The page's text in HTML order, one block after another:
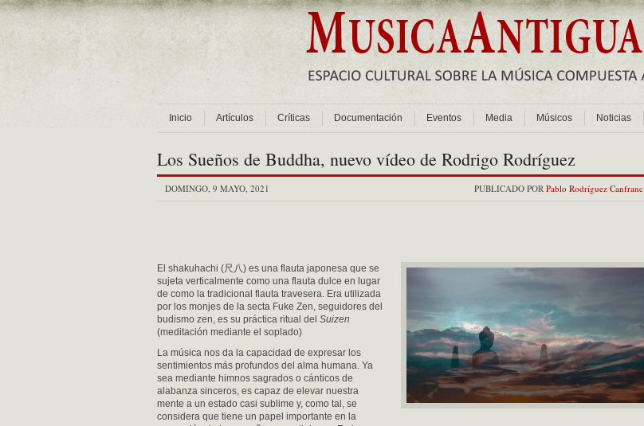
Inicio Artículos Críticas Documentación Eventos Media Músicos Noticias
Los Sueños de Buddha, nuevo vídeo de Rodrigo Rodríguez
PUBLICADO POR Pablo Rodríguez Canfranc
DOMINGO, 9 MAYO, 2021
El shakuhachi (尺八) es una flauta japonesa que se
sujeta verticalmente como una flauta dulce en lugar
de como la tradicional flauta travesera. Era utilizada
por los monjes de la secta Fuke Zen, seguidores del
budismo zen, es su práctica ritual del Suizen
(meditación mediante el soplado)
La música nos da la capacidad de expresar los
sentimientos más profundos del alma humana. Ya
sea mediante himnos sagrados o cánticos de
alabanza sinceros, es capaz de elevar nuestra
mente a un estado casi sublime y, como tal, se
considera que tiene un papel importante en la